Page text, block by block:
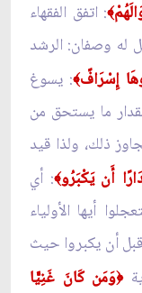
﴾: اتفق الفقهاء
له وصفان: الرشد
إِسْرَافً﴾: يسوغ
ما يستحق من
ذلك، ولذا قيد
أَن يَكْبَرُو﴾: أي
أيها الأولياء
أن يكبروا حيث
﴿وَمَن كَانَ غَنِيًّا